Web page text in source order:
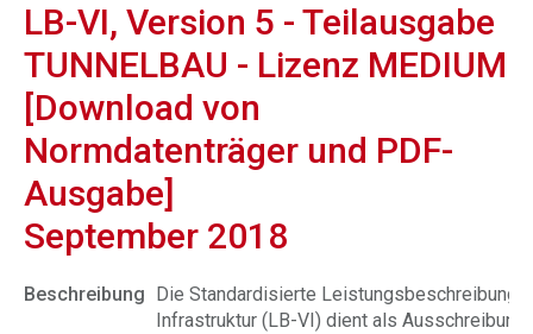
LB-VI, Version 5 - Teilausgabe
TUNNELBAU - Lizenz MEDIUM
[Download von
Normdatenträger und PDF-
Ausgabe]
September 2018
Beschreibung Die Standardisierte Leistungsbeschreibung
Infrastruktur (LB-VI) dient als